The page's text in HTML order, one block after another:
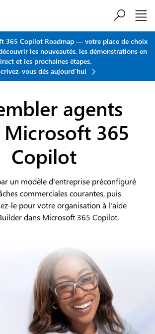
365 Copilot Roadmap — votre place de choix
les nouveautés, les démonstrations en
et les prochaines étapes.
vous dès aujourd'hui
agents
Microsoft 365
Copilot
un modèle d'entreprise préconfiguré
commerciales courantes, puis
le pour votre organisation à l'aide
dans Microsoft 365 Copilot.